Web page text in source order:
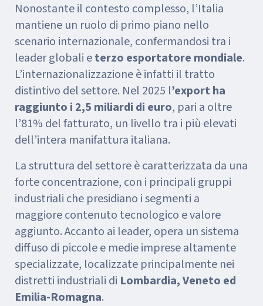
Nonostante il contesto complesso, l’Italia
mantiene un ruolo di primo piano nello
scenario internazionale, confermandosi tra i
leader globali eterzo esportatore mondiale.
L’internazionalizzazione è infatti il tratto
distintivo del settore. Nel 2025 l’export ha
raggiunto i 2,5 miliardi di euro, pari a oltre
l’81% del fatturato, un livello tra i più elevati
dell’intera manifattura italiana.
La struttura del settore è caratterizzata da una
forte concentrazione, con i principali gruppi
industriali che presidiano i segmenti a
maggiore contenuto tecnologico e valore
aggiunto. Accanto ai leader, opera un sistema
diffuso di piccole e medie imprese altamente
specializzate, localizzate principalmente nei
distretti industriali di Lombardia, Veneto ed
Emilia-Romagna.